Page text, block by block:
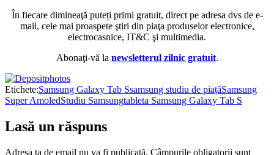
În fiecare dimineaţă puteți primi gratuit, direct pe adresa dvs de e-
mail, cele mai proaspete ştiri din piaţa produselor electronice,
electrocasnice, IT&C şi multimedia.
Abonaţi-vă la newsletterul zilnic gratuit.
Etichete:Samsung Galaxy Tab Ssamsung studiu de piațăSamsung
Super AmoledStudiu Samsungtableta Samsung Galaxy Tab S
Lasă un răspuns
Adresa ta de email nu va fi publicată. Câmpurile obligatorii sunt